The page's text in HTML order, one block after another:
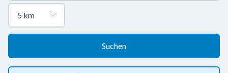
Suchen